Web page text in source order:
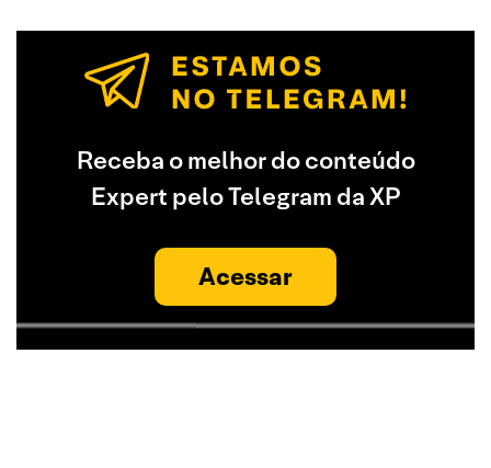
Receba o melhor do conteúdo
Expert pelo Telegram da XP
Acessar